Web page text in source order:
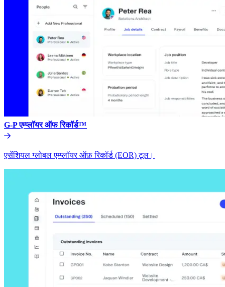
G-P एम्प्लॉयर ऑफ रिकॉर्ड™​​
एसेंशियल ग्लोबल एम्प्लॉयर ऑफ़ रिकॉर्ड (EOR) टूल।​​